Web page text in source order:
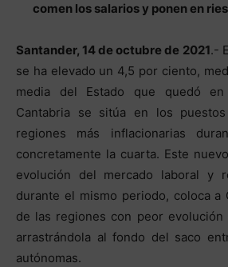
comen los salarios y ponen en
Santander, 14 de octubre de 2021.-
se ha elevado un 4,5 por ciento,
media del Estado que quedó
Cantabria se sitúa en los
regiones más inflacionarias
concretamente la cuarta. Este
evolución del mercado laboral y
durante el mismo periodo, coloca a
de las regiones con peor evolución
arrastrándola al fondo del saco
autónomas.